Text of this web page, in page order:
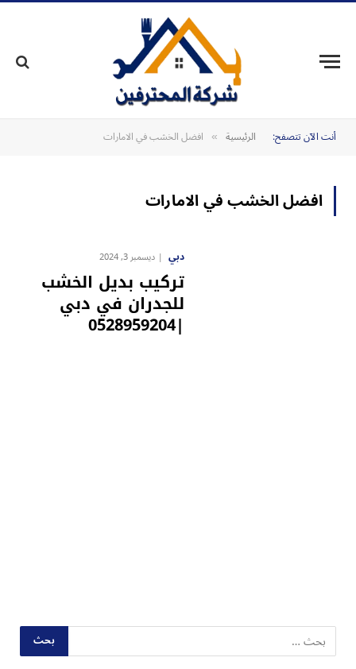
أنت الآن تتصفح: الرئيسية » افضل الخشب في الامارات
افضل الخشب في الامارات
دبي ديسمبر 3, 2024
تركيب بديل الخشب
للجدران في دبي
|0528959204